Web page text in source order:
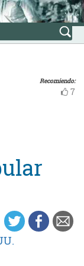
Recomiendo:
7